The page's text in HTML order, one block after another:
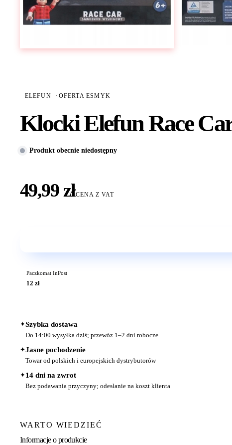
ELEFUN · OFERTA ESMYK
Klocki Elefun Race
Produkt obecnie niedostępny
49,99 złCENA Z VAT
Paczkomat InPost
12 zł
✦Szybka dostawa
Do 14:00 wysyłka dziś; przewóz 1–2 dni robocze
✦Jasne pochodzenie
Towar od polskich i europejskich dystrybutorów
✦14 dni na zwrot
Bez podawania przyczyny; odesłanie na koszt klienta
WARTO WIEDZIEĆ
Informacje o produkcie